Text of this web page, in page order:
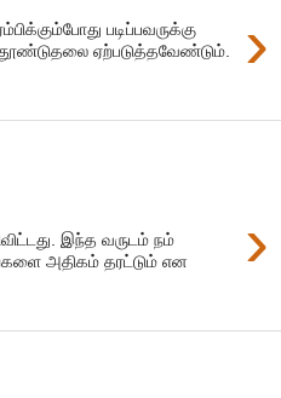
›
படிப்பவருக்கு
ஏற்படுத்தவேண்டும்.
›
இந்த வருடம் நம்
அதிகம் தரட்டும் என